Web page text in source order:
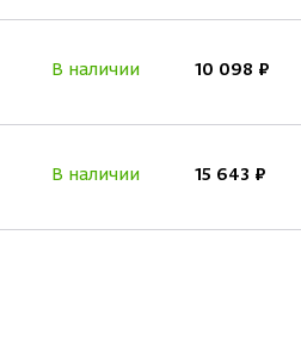
В наличии 10 098 ₽
В наличии 15 643 ₽